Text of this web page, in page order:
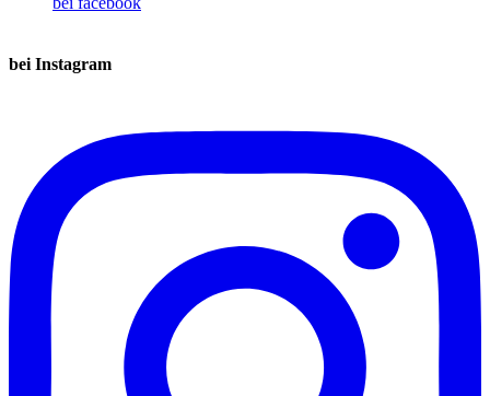
bei Instagram